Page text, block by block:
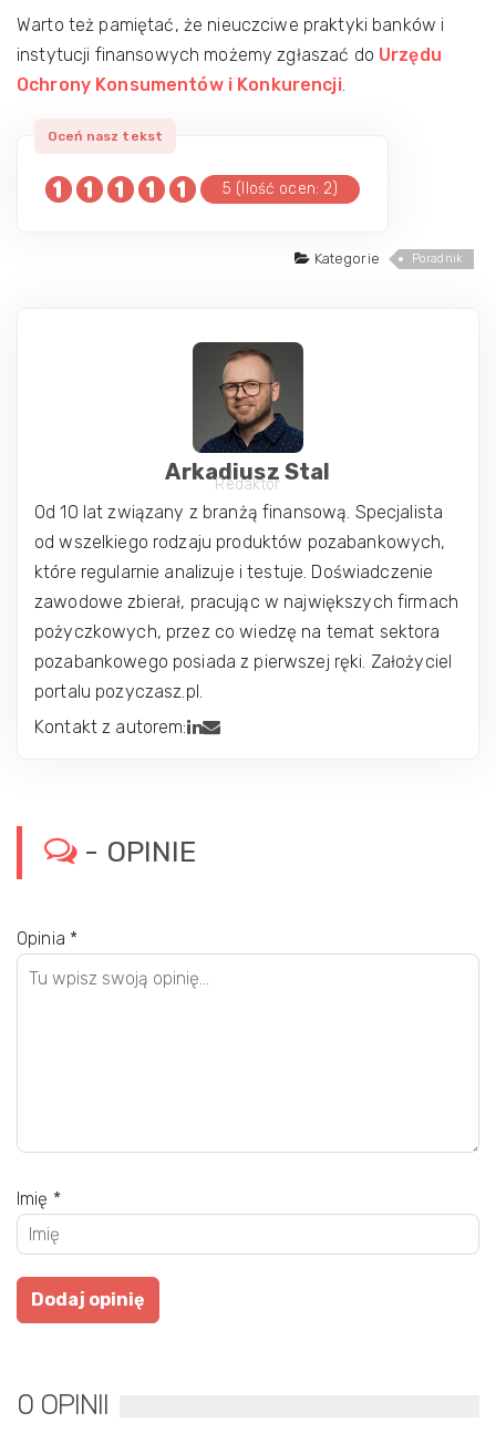
Warto też pamiętać, że nieuczciwe praktyki banków i
instytucji finansowych możemy zgłaszać do Urzędu
Ochrony Konsumentów i Konkurencji.
5 (Ilość ocen: 2)
Kategorie Poradnik
Arkadiusz Stal
Redaktor
Od 10 lat związany z branżą finansową. Specjalista
od wszelkiego rodzaju produktów pozabankowych,
które regularnie analizuje i testuje. Doświadczenie
zawodowe zbierał, pracując w największych firmach
pożyczkowych, przez co wiedzę na temat sektora
pozabankowego posiada z pierwszej ręki. Założyciel
portalu pozyczasz.pl.
Kontakt z autorem:
- OPINIE
Opinia *
Imię *
0 OPINII